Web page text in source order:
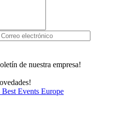
de nuestra empresa!